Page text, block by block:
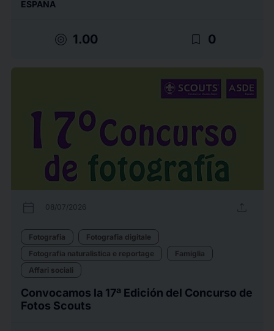
ESPAÑA
target 1.00 bookmark_border 0
calendar_today 08/07/2026 upload
Fotografia
Fotografia digitale
Fotografia naturalistica e reportage
Famiglia
Affari sociali
Convocamos la 17ª Edición del Concurso de
Fotos Scouts